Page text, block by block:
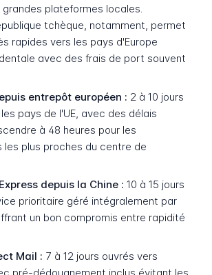
plateformes locales.
tchèque, notamment, permet
rapides vers les pays d'Europe
avec des frais de port souvent
entrepôt européen : 2 à 10 jours
pays de l'UE, avec des délais
à 48 heures pour les
les plus proches du centre de
depuis la Chine : 10 à 15 jours
prioritaire géré intégralement par
un bon compromis entre rapidité
Mail : 7 à 12 jours ouvrés vers